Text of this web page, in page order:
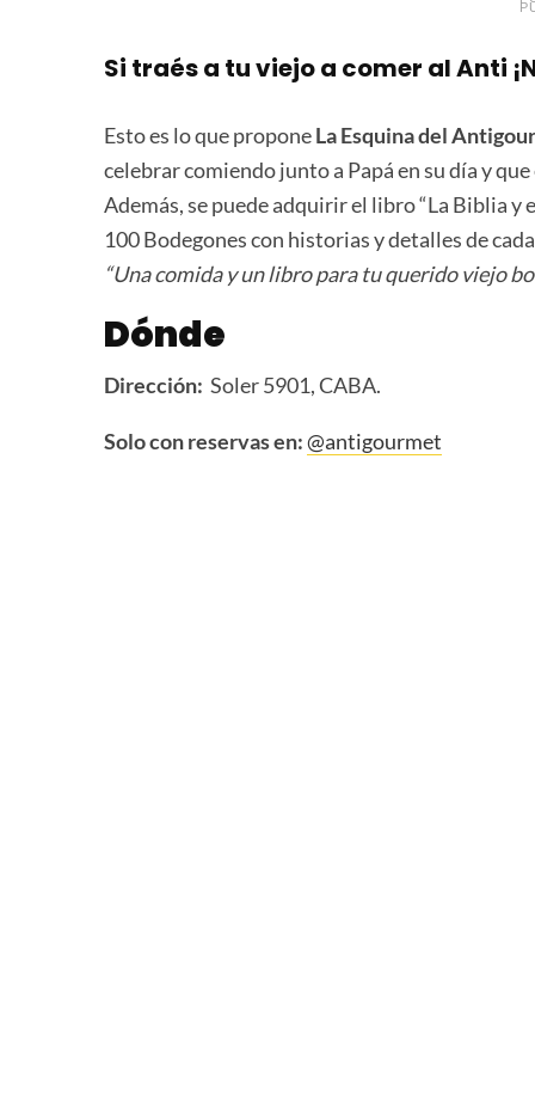
Si traés a tu viejo a comer al Anti
Esto es lo que proponeLa Esquina del
celebrar comiendo junto a Papá en su día y
Además, se puede adquirir el libro “La Biblia y
100 Bodegones con historias y detalles de
“Una comida y un libro para tu querido viejo
Dónde
Dirección: Soler 5901, CABA.
Solo con reservas en:@antigourmet